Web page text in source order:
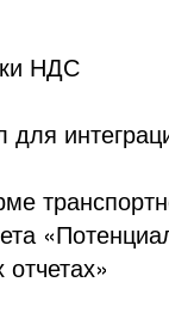
НДС